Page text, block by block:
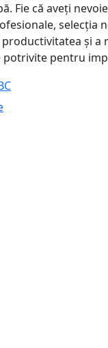
Fie că aveți
selecția
și a
potrivite pentru